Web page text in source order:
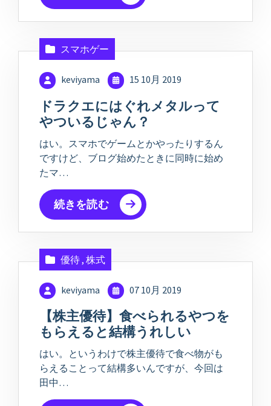
スマホゲー
keviyama 15 10月 2019
ドラクエにはぐれメタルって
やついるじゃん？
はい。スマホでゲームとかやったりするん
ですけど、ブログ始めたときに同時に始め
たマ…
続きを読む
優待, 株式
keviyama 07 10月 2019
【株主優待】食べられるやつを
もらえると結構うれしい
はい。というわけで株主優待で食べ物がも
らえることって結構多いんですが、今回は
田中…